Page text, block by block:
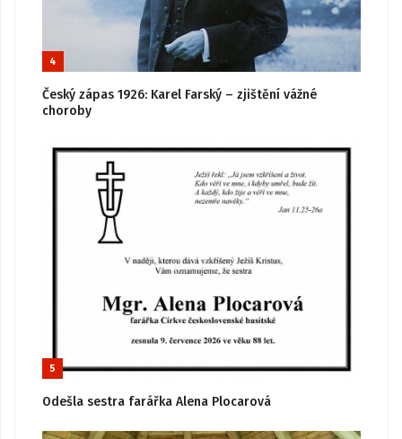
4
Český zápas 1926: Karel Farský – zjištění vážné
choroby
5
Odešla sestra farářka Alena Plocarová